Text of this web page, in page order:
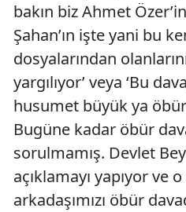
bakın biz Ahmet
Şahan’ın işte yani bu
dosyalarından
yargılıyor’ veya ‘Bu
husumet büyük ya
Bugüne kadar öbür
sorulmamış. Devlet
açıklamayı yapıyor ve
arkadaşımızı öbür